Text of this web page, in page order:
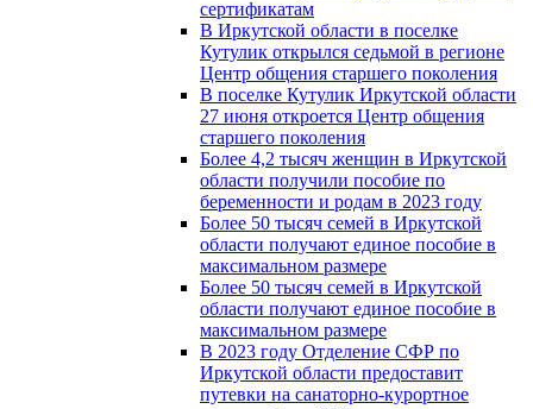
сертификатам
В Иркутской области в поселке
Кутулик открылся седьмой в регионе
Центр общения старшего поколения
В поселке Кутулик Иркутской области
27 июня откроется Центр общения
старшего поколения
Более 4,2 тысяч женщин в Иркутской
области получили пособие по
беременности и родам в 2023 году
Более 50 тысяч семей в Иркутской
области получают единое пособие в
максимальном размере
Более 50 тысяч семей в Иркутской
области получают единое пособие в
максимальном размере
В 2023 году Отделение СФР по
Иркутской области предоставит
путевки на санаторно-курортное